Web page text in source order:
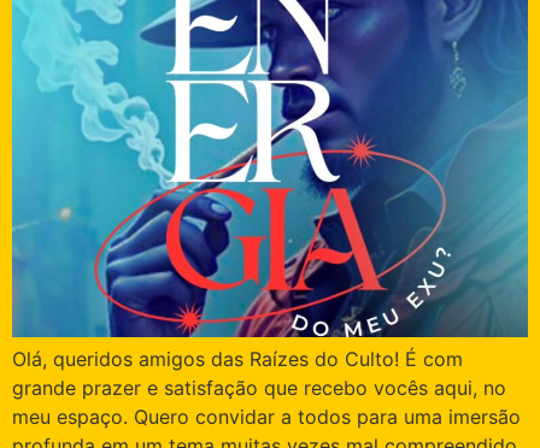
Olá, queridos amigos das Raízes do Culto! É com
grande prazer e satisfação que recebo vocês aqui, no
meu espaço. Quero convidar a todos para uma imersão